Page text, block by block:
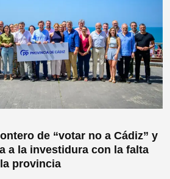
de “votar no a Cádiz” y
a la investidura con la falta
provincia